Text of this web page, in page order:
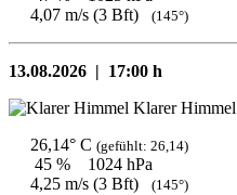
4,07 m/s (3 Bft)
(145°)
13.08.2026 | 17:00 h
Klarer Himmel
26,14° C (gefühlt: 26,14)
45 %
1024 hPa
4,25 m/s (3 Bft)
(145°)